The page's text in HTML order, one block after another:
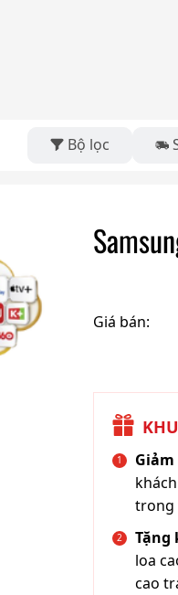
Bộ lọc
Giá bán:
trong
Tặng
loa
cao